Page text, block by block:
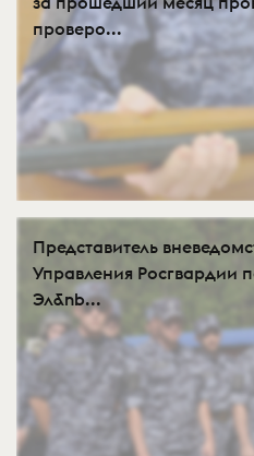
проверо...
Представитель
Управления Росгвардии
Эл&nb...